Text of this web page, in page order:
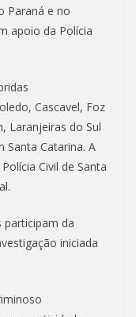
Paraná e no
apoio da Polícia
Cascavel, Foz
Laranjeiras do Sul
Santa Catarina. A
Civil de Santa
participam da
iniciada